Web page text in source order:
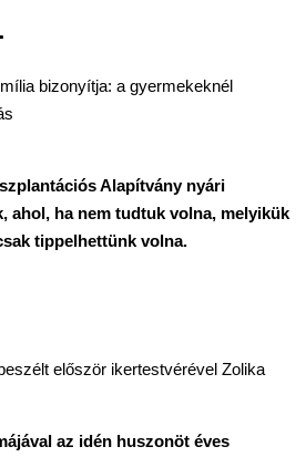
bizonyítja: a gyermekeknél
Alapítvány nyári
ahol, ha nem tudtuk volna, melyikük
tippelhettünk volna.
először ikertestvérével Zolika
az idén huszonöt éves